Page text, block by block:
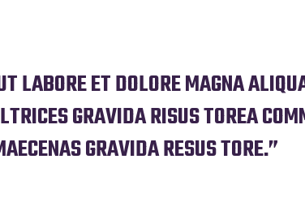
LABORE ET DOLORE MAGNA
GRAVIDA RISUS TOREA
GRAVIDA RESUS TORE.”